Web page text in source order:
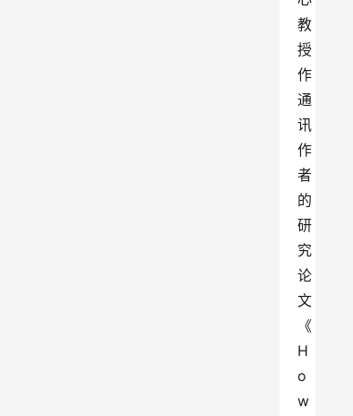
教
授
作
通
讯
作
者
的
研
究
论
文
《
H
o
w